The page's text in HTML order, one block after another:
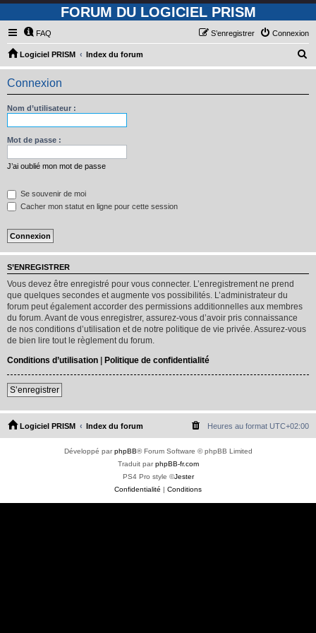
FORUM DU LOGICIEL PRISM
FAQ Connexion
S’enregistrer
Logiciel PRISM Index du forum
e
Connexion
Nom d’utilisateur :
Mot de passe :
J’ai oublié mon mot de passe
Se souvenir de moi
Cacher mon statut en ligne pour cette session
S’ENREGISTRER
Vous devez être enregistré pour vous connecter. L’enregistrement ne prend
que quelques secondes et augmente vos possibilités. L’administrateur du
forum peut également accorder des permissions additionnelles aux membres
du forum. Avant de vous enregistrer, assurez-vous d’avoir pris connaissance
de nos conditions d’utilisation et de notre politique de vie privée. Assurez-vous
de bien lire tout le règlement du forum.
Conditions d’utilisation | Politique de confidentialité
S’enregistrer
Logiciel PRISM Index du forum Heures au format UTC+02:00
Développé parphpBB® Forum Software © phpBB Limited
Traduit parphpBB-fr.com
PS4 Pro style ©Jester
Confidentialité | Conditions